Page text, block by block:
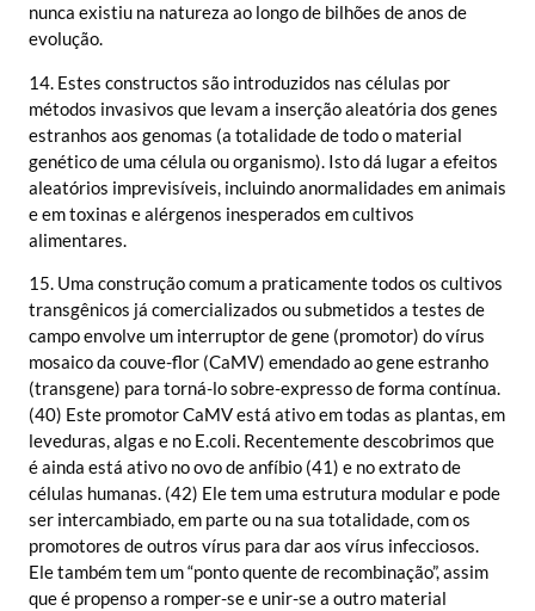
nunca existiu na natureza ao longo de bilhões de anos de
evolução.
14. Estes constructos são introduzidos nas células por
métodos invasivos que levam a inserção aleatória dos genes
estranhos aos genomas (a totalidade de todo o material
genético de uma célula ou organismo). Isto dá lugar a efeitos
aleatórios imprevisíveis, incluindo anormalidades em animais
e em toxinas e alérgenos inesperados em cultivos
alimentares.
15. Uma construção comum a praticamente todos os cultivos
transgênicos já comercializados ou submetidos a testes de
campo envolve um interruptor de gene (promotor) do vírus
mosaico da couve-flor (CaMV) emendado ao gene estranho
(transgene) para torná-lo sobre-expresso de forma contínua.
(40) Este promotor CaMV está ativo em todas as plantas, em
leveduras, algas e no E.coli. Recentemente descobrimos que
é ainda está ativo no ovo de anfíbio (41) e no extrato de
células humanas. (42) Ele tem uma estrutura modular e pode
ser intercambiado, em parte ou na sua totalidade, com os
promotores de outros vírus para dar aos vírus infecciosos.
Ele também tem um “ponto quente de recombinação”, assim
que é propenso a romper-se e unir-se a outro material